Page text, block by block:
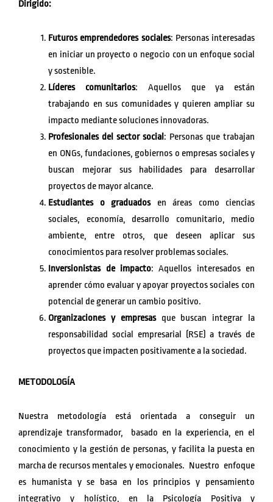
Dirigido:
Futuros emprendedores sociales: Personas interesadas
en iniciar un proyecto o negocio con un enfoque social
y sostenible.
Líderes comunitarios: Aquellos que ya están
trabajando en sus comunidades y quieren ampliar su
impacto mediante soluciones innovadoras.
Profesionales del sector social: Personas que trabajan
en ONGs, fundaciones, gobiernos o empresas sociales y
buscan mejorar sus habilidades para desarrollar
proyectos de mayor alcance.
Estudiantes o graduadosen áreas como ciencias
sociales, economía, desarrollo comunitario, medio
ambiente, entre otros, que deseen aplicar sus
conocimientos para resolver problemas sociales.
Inversionistas de impacto: Aquellos interesados en
aprender cómo evaluar y apoyar proyectos sociales con
potencial de generar un cambio positivo.
Organizaciones y empresasque buscan integrar la
responsabilidad social empresarial (RSE) a través de
proyectos que impacten positivamente a la sociedad.
METODOLOGÍA
Nuestra metodología está orientada a conseguir un
aprendizaje transformador, basado en la experiencia, en el
conocimiento y la gestión de personas, y facilita la puesta en
marcha de recursos mentales y emocionales. Nuestro enfoque
es humanista y se basa en los principios y pensamiento
integrativo y holístico, en la Psicología Positiva y